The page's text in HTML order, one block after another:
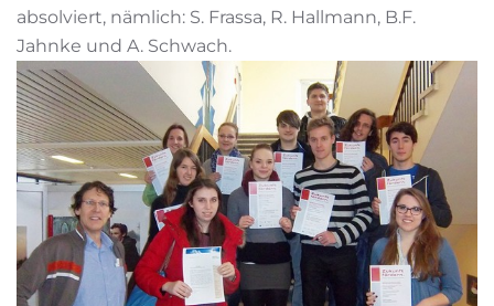
absolviert, nämlich: S. Frassa, R. Hallmann, B.F.
Jahnke und A. Schwach.